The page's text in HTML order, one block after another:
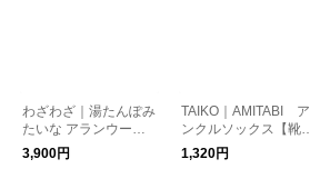
わざわざ｜湯たんぽみ
たいな アランウール
靴下
3,900円
TAIKO｜AMITABI ア
ンクルソックス【靴
下】
1,320円